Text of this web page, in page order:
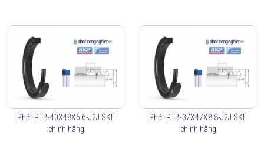
Phớt PTB-40X48X6.6-J2J SKF
chính hãng
Phớt PTB-37X47X8.8-J2J SKF
chính hãng